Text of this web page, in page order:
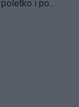
i po...